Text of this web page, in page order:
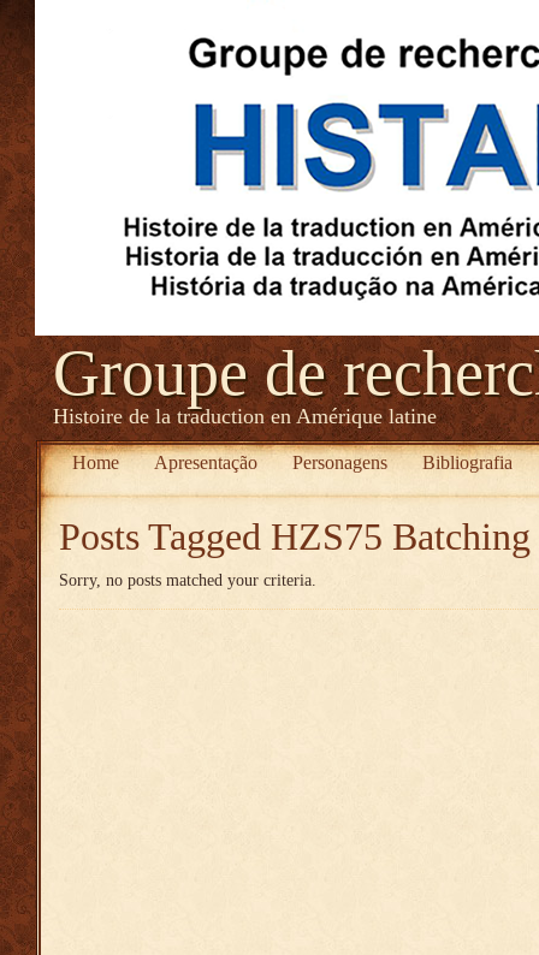
Groupe de
Histoire de la traduction en Amérique latine
Home Apresentação Personagens Bibliografia
Posts Tagged HZS75 Batching
Sorry, no posts matched your criteria.